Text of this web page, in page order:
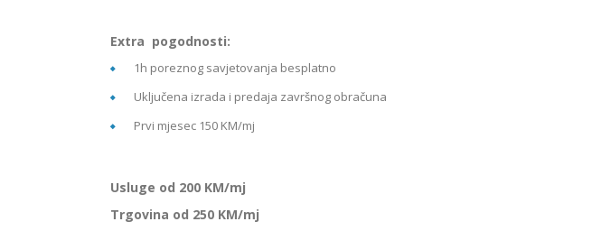
Extra pogodnosti:
1h poreznog savjetovanja besplatno
Uključena izrada i predaja završnog obračuna
Prvi mjesec 150 KM/mj
Usluge od 200 KM/mj
Trgovina od 250 KM/mj